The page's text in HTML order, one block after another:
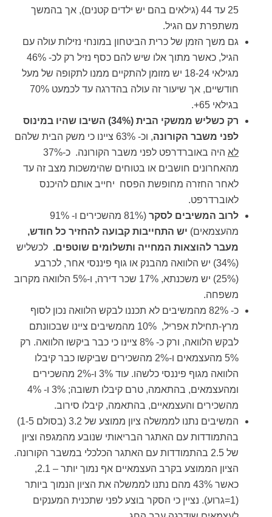
25 עד 44 (גילאים בהם יש ילדים קטנים), אך בהמשך
משתפרת עם הגיל.
גם משך הזמן של כרית הביטחון במונחי נזילות עולה עם
הגיל, כאשר מתוך אלו שיש להם כסף נזיל רק לכ- 46%
מגילאי 18-24 יש מזומן להתקיים ממנו לתקופה של מעל
חודשיים, אך שיעור זה עולה בהדרגה עד לכמעט 70%
בגילאי 65+.
רק כשליש ממשקי הבית (34%) השיבו שהיו במינוס
לפני משבר הקורונה, וכ- 63% ציינו כי משק הבית שלהם
לא
מהאחרונים חושבים או בטוחים שהימשכות מצב זה עד
לאחר החזרה מחופשת הפסח יחייב אותם להיכנס
לאוברדרפט.
לרוב המשיבים לסקר
(81% מהשכירים ו- 91%
מהעצמאים) יש התחייבות קבועה להחזיר כל חודש,
מעבר להוצאות המחייה ותשלומים שוטפים. לכשליש
(34%) יש הלוואה מהבנק או גוף פיננסי אחר, לכרבע
(25%) יש משכנתא, 17% שכר דירה, ו-5% הלוואה מקרוב
משפחה.
כ- 82% מהמשיבים לא תכננו לבקש הלוואה נכון לסוף
מרץ-תחילת אפריל, 10% מהמשיבים ציינו שבכוונתם
לבקש הלוואה, ורק כ- 8% ציינו כי כבר ביקשו הלוואה. רק
5% מהעצמאים ו-2% מהשכירים שביקשו כבר קיבלו
הלוואה מגוף פיננסי כלשהו. עוד 3% ו-2% מהשכירים
ומהעצמאים, בהתאמה, טרם קיבלו תשובה; 3% ו- 4%
מהשכירים והעצמאיים, בהתאמה, קיבלו סירוב.
המשיבים נתנו לממשלה ציון ממוצע של 3.2 (בסולם 1-5)
בהתמודדות עם האתגר הבריאותי שנובע מהמגפה וציון
של 2.5 בהתמודדות עם האתגר הכלכלי במשבר הקורונה.
הציון הממוצע בקרב העצמאיים אף נמוך יותר – 2.1,
כאשר 43% מהם נתנו לממשלה את הציון הנמוך ביותר
(1=גרוע). נציין כי הסקר בוצע לפני שתכנית המענקים